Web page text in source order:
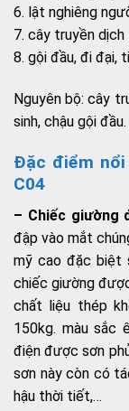
6. lật nghiêng
7. cây truyền dịch
8. gội đầu, đi đại,
Nguyên bộ: cây
sinh, chậu gội đầu.
Đặc điểm nổi
C04
– Chiếc giường
đập vào mắt
mỹ cao đặc biệt
chiếc giường
chất liệu thép
150kg. màu sắc
điện được sơn
sơn này còn có
hậu thời tiết,…